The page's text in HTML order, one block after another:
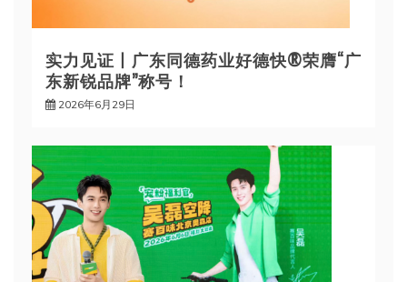
实力见证丨广东同德药业好德快®荣膺“广
东新锐品牌”称号！
2026年6月29日